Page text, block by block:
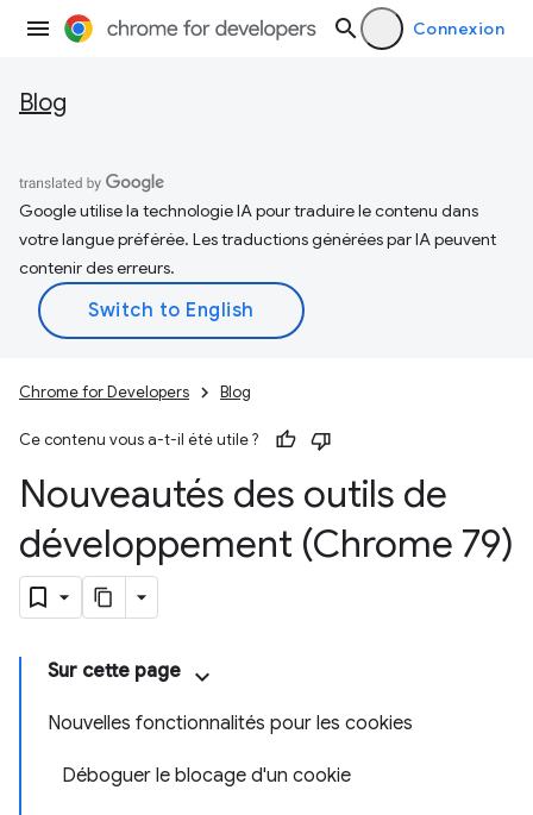
Connexion
Blog
Google utilise la technologie IA pour traduire le contenu dans
votre langue préférée. Les traductions générées par IA peuvent
contenir des erreurs.
Chrome for Developers Blog
Ce contenu vous a-t-il été utile ?
Nouveautés des outils de
développement (Chrome 79)
Sur cette page
Nouvelles fonctionnalités pour les cookies
Déboguer le blocage d'un cookie